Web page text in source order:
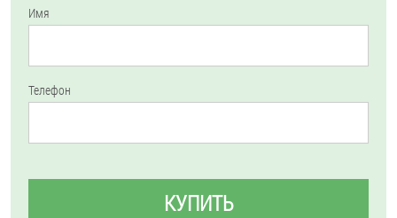
Имя
Телефон
КУПИТЬ